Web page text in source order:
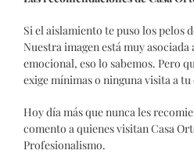
Si el aislamiento te puso los pelos
Nuestra imagen está muy asociada
emocional, eso lo sabemos. Pero
exige mínimas o ninguna visita a
Hoy día más que nunca les
comento a quienes visitan Casa
Profesionalismo.